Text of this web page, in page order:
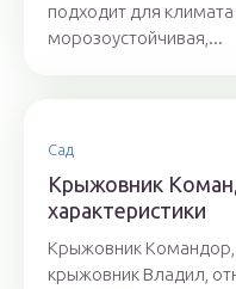
подходит для
морозоустойчивая,...
Сад
Крыжовник
характеристики
Крыжовник Командор,
крыжовник Владил,